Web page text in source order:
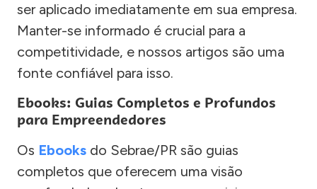
ser aplicado imediatamente em sua empresa.
Manter-se informado é crucial para a
competitividade, e nossos artigos são uma
fonte confiável para isso.
Ebooks: Guias Completos e Profundos
para Empreendedores
Os Ebooks do Sebrae/PR são guias
completos que oferecem uma visão